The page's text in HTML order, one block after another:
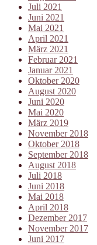
Juli 2021
Juni 2021
Mai 2021
April 2021
März 2021
Februar 2021
Januar 2021
Oktober 2020
August 2020
Juni 2020
Mai 2020
März 2019
November 2018
Oktober 2018
September 2018
August 2018
Juli 2018
Juni 2018
Mai 2018
April 2018
Dezember 2017
November 2017
Juni 2017